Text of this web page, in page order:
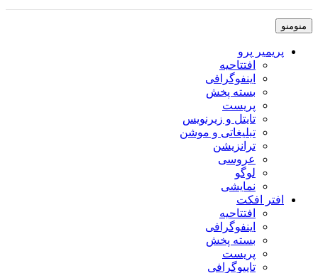
منومنو
پریمیر پرو
افتتاحیه
اینفوگرافی
بسته پخش
پریست
تایتل و زیرنویس
تبلیغاتی و موشن
ترانزیشن
عروسی
لوگو
نمایشی
افتر افکت
افتتاحیه
اینفوگرافی
بسته پخش
پریست
تایپوگرافی